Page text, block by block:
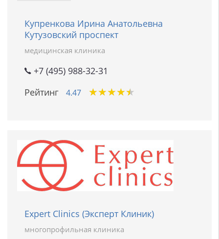
Купренкова Ирина Анатольевна
Кутузовский проспект
медицинская клиника
+7 (495) 988-32-31
Рейтинг
4.47 ★★★★★
★★★★★
Expert Сlinics (Эксперт Клиник)
многопрофильная клиника